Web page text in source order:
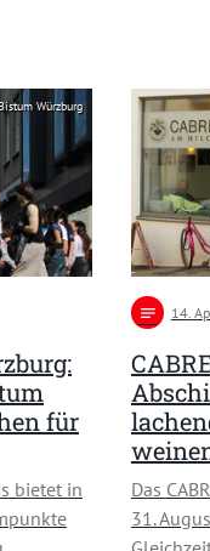
Würzburg
für
bietet in
notes 14.
Das
31.